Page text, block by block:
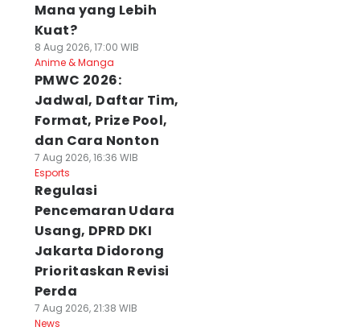
Mana yang Lebih
Kuat?
8 Aug 2026, 17:00 WIB
Anime & Manga
PMWC 2026:
Jadwal, Daftar Tim,
Format, Prize Pool,
dan Cara Nonton
7 Aug 2026, 16:36 WIB
Esports
Regulasi
Pencemaran Udara
Usang, DPRD DKI
Jakarta Didorong
Prioritaskan Revisi
Perda
7 Aug 2026, 21:38 WIB
News